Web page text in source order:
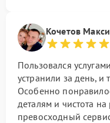
Кочетов
Пользовался
устранили за день, и
Особенно
деталям и чистота
превосходный